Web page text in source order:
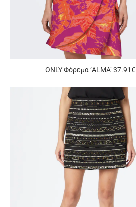
ONLY Φόρεμα ‘ALMA’ 37.91€